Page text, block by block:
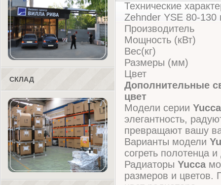
СКЛАД
Технические
Zehnder YSE 80-130
Производитель
Мощность (кВт)
Вес(кг)
Размеры (мм)
Цвет
Дополнительные
цвет
Модели серии Yucca
элегантность,
превращают вашу
Варианты модели
согреть полотенца
Радиаторы Yucca
размеров и цветов.